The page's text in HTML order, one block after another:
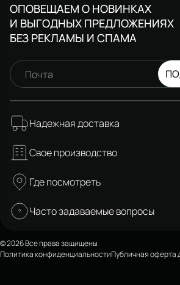
ОПОВЕЩАЕМ О НОВИНКАХ
И ВЫГОДНЫХ ПРЕДЛОЖЕНИЯХ
БЕЗ РЕКЛАМЫ И СПАМА
Почта
Надежная доставка
Свое производство
Где посмотреть
Часто задаваемые вопросы
© 2026 Все права защищены
Политика конфиденциальностиПубличная оферта